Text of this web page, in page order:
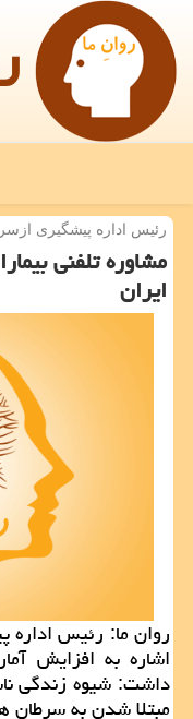
رئیس اداره پیشگیری
مشاوره تلفنی
ایران
روان ما: رئیس اداره
اشاره به افزایش
داشت: شیوه زندگی
مبتلا شدن به سرطان